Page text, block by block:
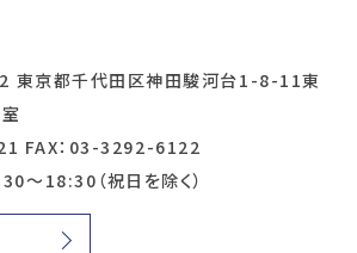
東京都千代田区神田駿河台1-8-11東
FAX：03-3292-6122
～18:30（祝日を除く）